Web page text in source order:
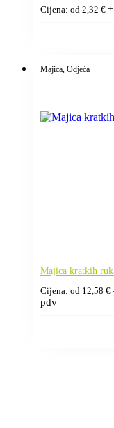
Cijena: od 2,32 €
Majica, Odjeća
Majica kratkih
Cijena: od 12,58 €
pdv